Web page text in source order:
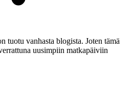
tuotu vanhasta blogista. Joten tämä
uusimpiin matkapäiviin